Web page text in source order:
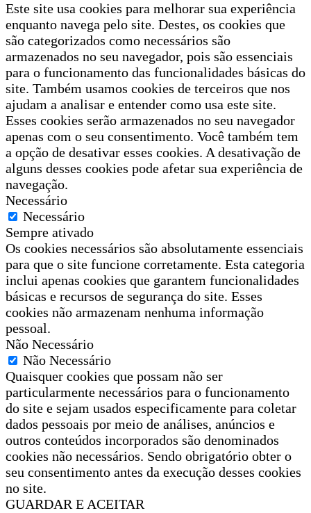
Este site usa cookies para melhorar sua experiência
enquanto navega pelo site. Destes, os cookies que
são categorizados como necessários são
armazenados no seu navegador, pois são essenciais
para o funcionamento das funcionalidades básicas do
site. Também usamos cookies de terceiros que nos
ajudam a analisar e entender como usa este site.
Esses cookies serão armazenados no seu navegador
apenas com o seu consentimento. Você também tem
a opção de desativar esses cookies. A desativação de
alguns desses cookies pode afetar sua experiência de
navegação.
Necessário
Necessário
Sempre ativado
Os cookies necessários são absolutamente essenciais
para que o site funcione corretamente. Esta categoria
inclui apenas cookies que garantem funcionalidades
básicas e recursos de segurança do site. Esses
cookies não armazenam nenhuma informação
pessoal.
Não Necessário
Não Necessário
Quaisquer cookies que possam não ser
particularmente necessários para o funcionamento
do site e sejam usados especificamente para coletar
dados pessoais por meio de análises, anúncios e
outros conteúdos incorporados são denominados
cookies não necessários. Sendo obrigatório obter o
seu consentimento antes da execução desses cookies
no site.
GUARDAR E ACEITAR